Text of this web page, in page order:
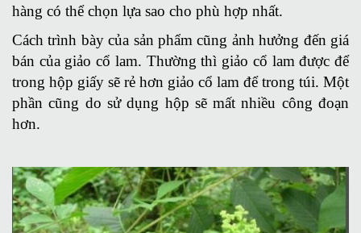
hàng có thể chọn lựa sao cho phù hợp nhất.
Cách trình bày của sản phẩm cũng ảnh hưởng đến giá
bán của giảo cổ lam. Thường thì giảo cổ lam được để
trong hộp giấy sẽ rẻ hơn giảo cổ lam để trong túi. Một
phần cũng do sử dụng hộp sẽ mất nhiều công đoạn
hơn.